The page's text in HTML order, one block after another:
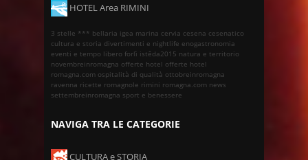
HOTEL Area RIMINI
3 stelle *** bellaria igea marina cervia cesena cesenatico
cultura e storia divertimenti e nightlife enogastronomia
eventi e tempo libero forlì istêda2015 natura e territorio
novembreinromagna offerte hotel offerte hotel
romagna.com ospitalità di qualità ottobreinromagna
ravenna ricette romagnole rimini romagna.com news
settembreinromagna sport e benessere
NAVIGA TRA LE CATEGORIE
CULTURA e STORIA